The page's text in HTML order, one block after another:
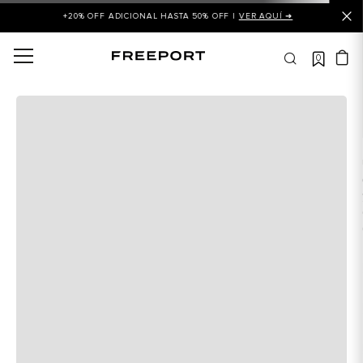
+20% OFF ADICIONAL HASTA 50% OFF | VER AQUÍ ➜
0